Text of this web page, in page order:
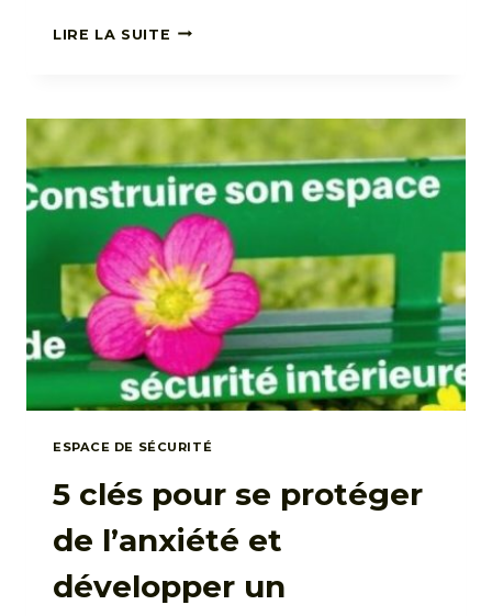
LIRE LA SUITE L’INQUIÉTUDE
LE
DE
SA
DÉTRESSE
:
LA
PUISSANCE
DU
MOMENT
PRÉSENT
ESPACE DE SÉCURITÉ
5 clés pour se protéger
de l’anxiété et
développer un